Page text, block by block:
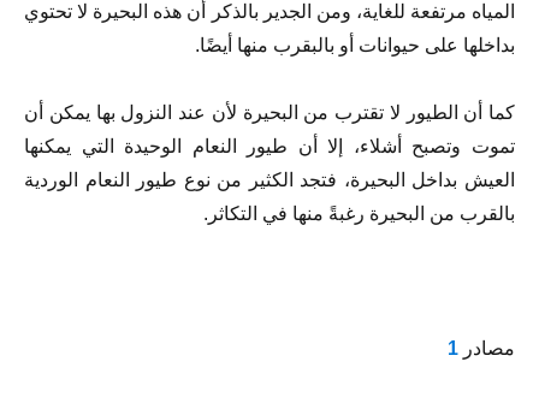
المياه مرتفعة للغاية، ومن الجدير بالذكر أن هذه البحيرة لا تحتوي
بداخلها على حيوانات أو بالبقرب منها أيضًا.
كما أن الطيور لا تقترب من البحيرة لأن عند النزول بها يمكن أن
تموت وتصبح أشلاء، إلا أن طيور النعام الوحيدة التي يمكنها
العيش بداخل البحيرة، فتجد الكثير من نوع طيور النعام الوردية
بالقرب من البحيرة رغبةً منها في التكاثر.
مصادر 1